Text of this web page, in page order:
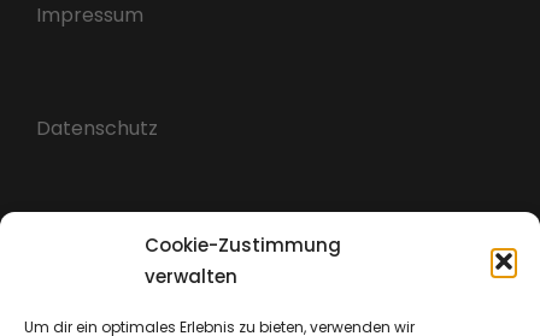
Cookie-Zustimmung
verwalten
Um dir ein optimales Erlebnis zu bieten, verwenden wir
Impressum
Datenschutz